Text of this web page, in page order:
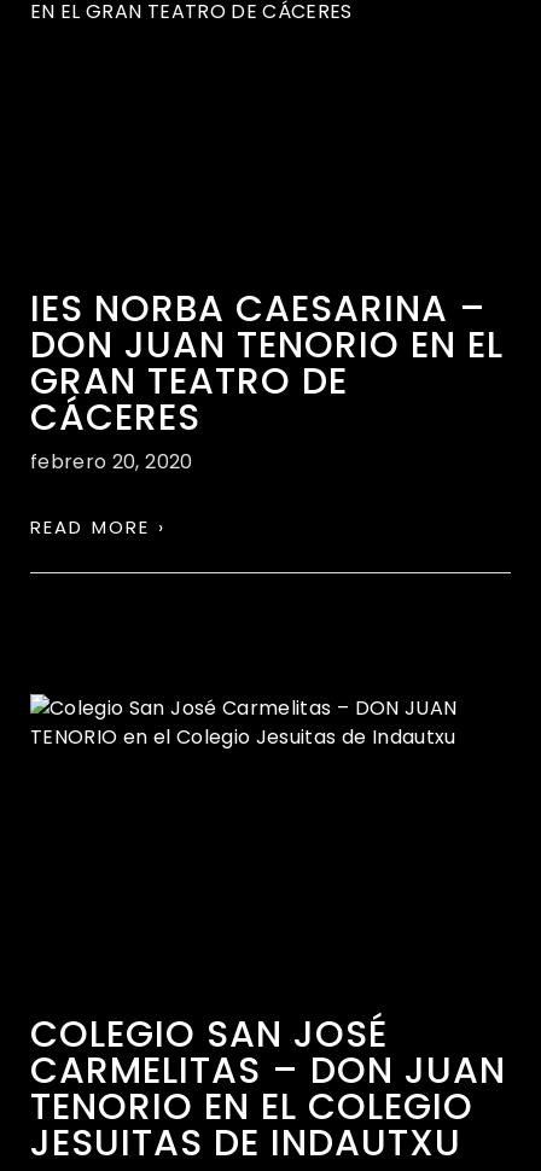
IES NORBA CAESARINA –
DON JUAN TENORIO EN EL
GRAN TEATRO DE
CÁCERES
febrero 20, 2020
READ MORE ›
COLEGIO SAN JOSÉ
CARMELITAS – DON JUAN
TENORIO EN EL COLEGIO
JESUITAS DE INDAUTXU